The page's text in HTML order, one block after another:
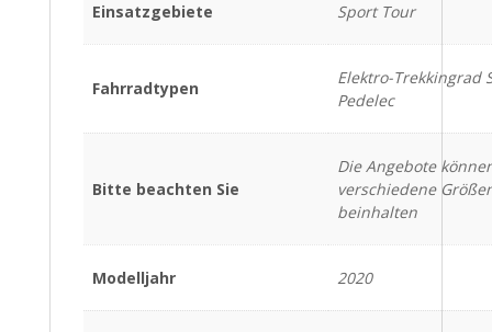
Einsatzgebiete Sport Tour
Fahrradtypen
Elektro-Trekkingrad
Pedelec
Bitte beachten Sie
Die Angebote
verschiedene
beinhalten
Modelljahr 2020